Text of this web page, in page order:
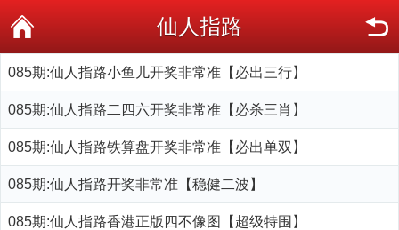
仙人指路
085期:仙人指路小鱼儿开奖非常准【必出三行】
085期:仙人指路二四六开奖非常准【必杀三肖】
085期:仙人指路铁算盘开奖非常准【必出单双】
085期:仙人指路开奖非常准【稳健二波】
085期:仙人指路香港正版四不像图【超级特围】